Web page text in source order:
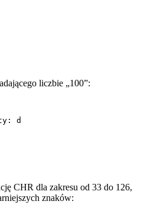
liczbie „100”:
d
CHR dla zakresu od 33 do 126,
znaków: